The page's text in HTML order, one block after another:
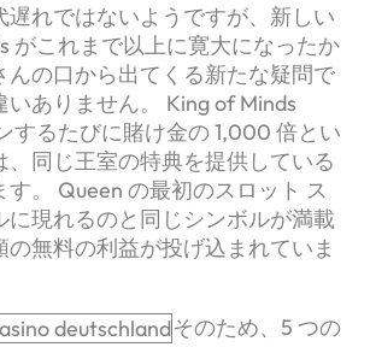
遅れではないようですが、新しい
がこれまで以上に寛大になったか
んの口から出てくる新たな疑問で
いありません。 King of Minds
するたびに賭け金の 1,000 倍とい
、同じ王室の特典を提供している
す。 Queen の最初のスロット ス
に現れるのと同じシンボルが満載
の無料の利益が投げ込まれていま
そのため、5 つの